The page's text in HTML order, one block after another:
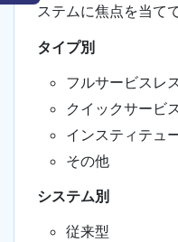
ステムに焦点を当て
タイプ別
フルサービスレ
クイックサービ
インスティテュ
その他
システム別
従来型